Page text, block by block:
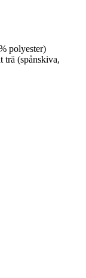
polyester)
trä (spånskiva,